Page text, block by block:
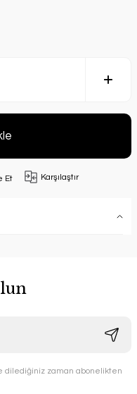
Et Karşılaştır
dilediğiniz zaman abonelikten